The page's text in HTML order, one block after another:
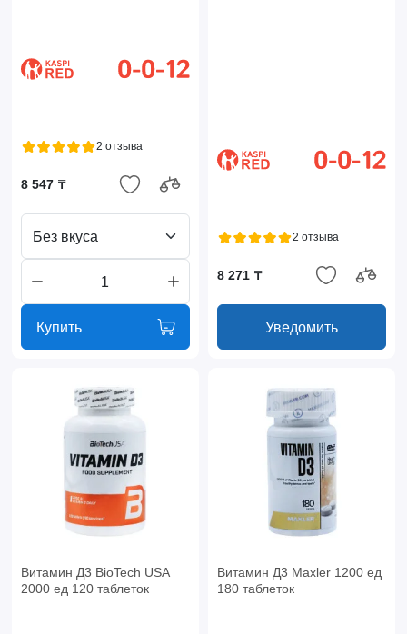
2 отзыва
8 547 ₸
Без вкуса
Купить
2 отзыва
8 271 ₸
Уведомить
Витамин Д3 BioTech USA
2000 ед 120 таблеток
Витамин Д3 Maxler 1200 ед
180 таблеток